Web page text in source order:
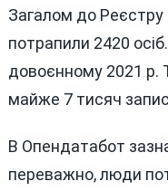
Загалом до Реєстру
потрапили 2420
довоєнному 2021 р.
майже 7 тисяч
В Опендатабот
переважно, люди